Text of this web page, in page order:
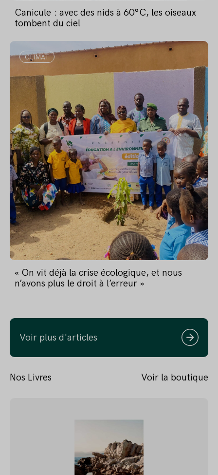
Canicule : avec des nids à 60°C, les oiseaux
tombent du ciel
CLIMAT
« On vit déjà la crise écologique, et nous
n’avons plus le droit à l’erreur »
Voir plus d'articles
Nos Livres Voir la boutique